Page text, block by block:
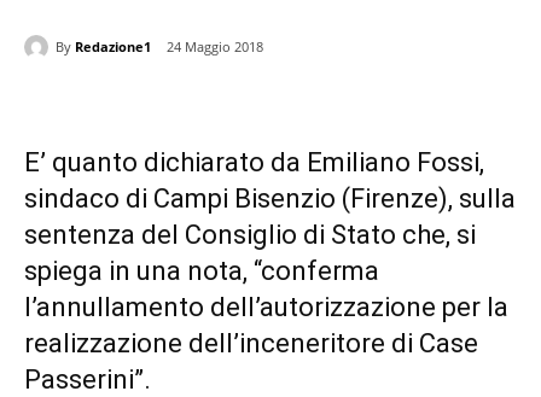
By Redazione1 24 Maggio 2018
E’ quanto dichiarato da Emiliano Fossi,
sindaco di Campi Bisenzio (Firenze), sulla
sentenza del Consiglio di Stato che, si
spiega in una nota, “conferma
l’annullamento dell’autorizzazione per la
realizzazione dell’inceneritore di Case
Passerini”.